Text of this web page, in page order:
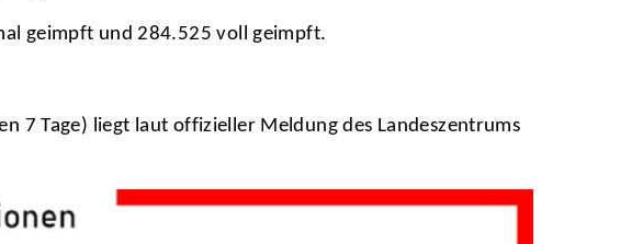
geimpft und 284.525 voll geimpft.
7 Tage) liegt laut offizieller Meldung des Landeszentrums